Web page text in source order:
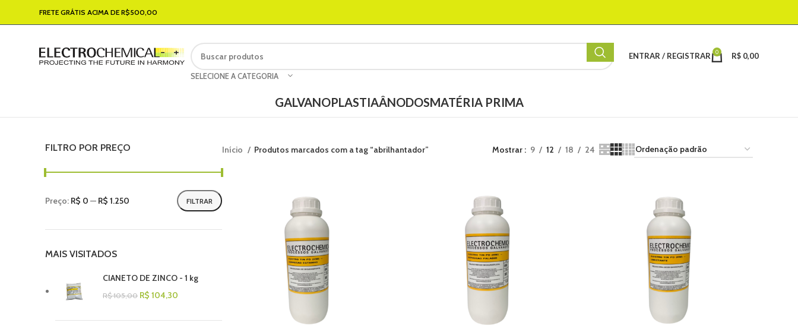
FRETE GRÁTIS ACIMA DE R$500,00
SELECIONE A CATEGORIA
ENTRAR / REGISTRAR 0 R$ 0,00
GALVANOPLASTIAÂNODOSMATÉRIA PRIMA
FILTRO POR PREÇO
FILTRAR
Preço: R$ 0 — R$ 1.250
MAIS VISITADOS
CIANETO DE ZINCO - 1 kg
R$105,00 R$ 104,30
Início Produtos marcados com a tag “abrilhantador” Mostrar 9 12 18 24